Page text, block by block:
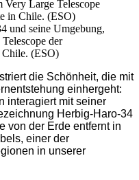
und seine Umgebung,
der
Chile. (ESO)
die Schönheit, die mit
einhergeht:
interagiert mit seiner
Herbig-Haro-34
von der Erde entfernt in
einer der
in unserer